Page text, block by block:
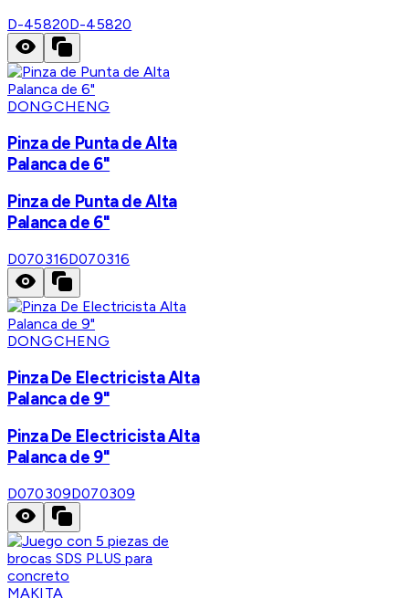
D-45820D-45820
DONGCHENG
Pinza de Punta de Alta
Palanca de 6"
Pinza de Punta de Alta
Palanca de 6"
D070316D070316
DONGCHENG
Pinza De Electricista Alta
Palanca de 9"
Pinza De Electricista Alta
Palanca de 9"
D070309D070309
MAKITA